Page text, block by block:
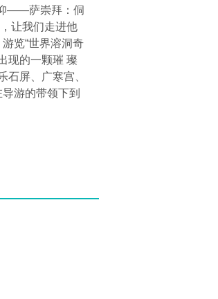
——萨崇拜：侗
让我们走进他
览“世界溶洞奇
现的一颗璀 璨
屏、广寒宫、
游的带领下到